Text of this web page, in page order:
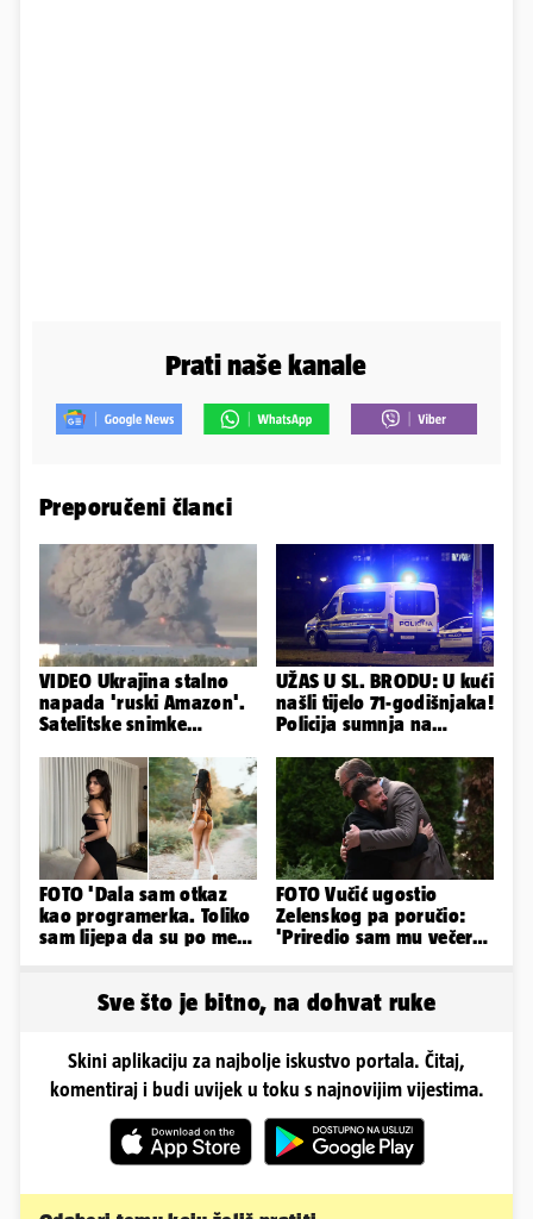
Prati naše kanale
Preporučeni članci
VIDEO Ukrajina stalno
napada 'ruski Amazon'.
Satelitske snimke
UŽAS U SL. BRODU: U kući
našli tijelo 71-godišnjaka!
Policija sumnja na
FOTO 'Dala sam otkaz
kao programerka. Toliko
sam lijepa da su po meni
FOTO Vučić ugostio
Zelenskog pa poručio:
'Priredio sam mu večeru
Sve što je bitno, na dohvat ruke
Skini aplikaciju za najbolje iskustvo portala. Čitaj,
komentiraj i budi uvijek u toku s najnovijim vijestima.